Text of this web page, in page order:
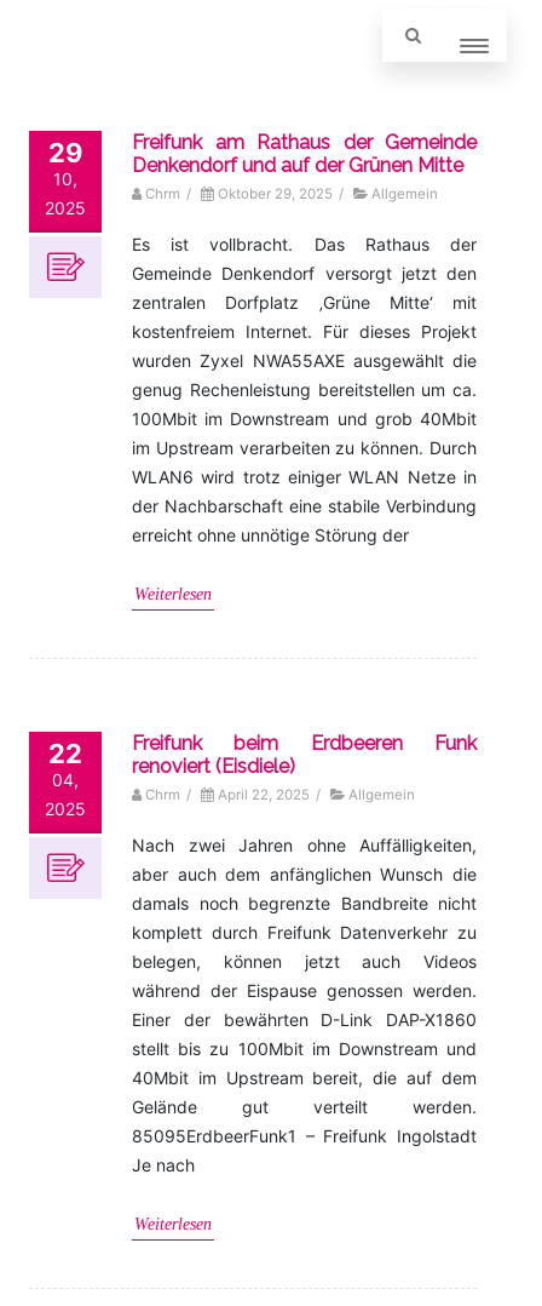
29
10,
2025
Freifunk am Rathaus der Gemeinde
Denkendorf und auf der Grünen Mitte
Chrm / Oktober 29, 2025 / Allgemein
Es ist vollbracht. Das Rathaus der
Gemeinde Denkendorf versorgt jetzt den
zentralen Dorfplatz ‚Grüne Mitte‘ mit
kostenfreiem Internet. Für dieses Projekt
wurden Zyxel NWA55AXE ausgewählt die
genug Rechenleistung bereitstellen um ca.
100Mbit im Downstream und grob 40Mbit
im Upstream verarbeiten zu können. Durch
WLAN6 wird trotz einiger WLAN Netze in
der Nachbarschaft eine stabile Verbindung
erreicht ohne unnötige Störung der
Weiterlesen
22
04,
2025
Freifunk beim Erdbeeren Funk
renoviert (Eisdiele)
Chrm / April 22, 2025 / Allgemein
Nach zwei Jahren ohne Auffälligkeiten,
aber auch dem anfänglichen Wunsch die
damals noch begrenzte Bandbreite nicht
komplett durch Freifunk Datenverkehr zu
belegen, können jetzt auch Videos
während der Eispause genossen werden.
Einer der bewährten D-Link DAP-X1860
stellt bis zu 100Mbit im Downstream und
40Mbit im Upstream bereit, die auf dem
Gelände gut verteilt werden.
85095ErdbeerFunk1 – Freifunk Ingolstadt
Je nach
Weiterlesen